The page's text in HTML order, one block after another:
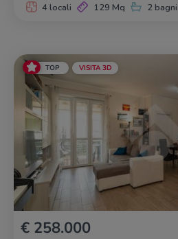
4 locali 129 Mq 2 bagni
TOP VISITA 3D
€ 258.000